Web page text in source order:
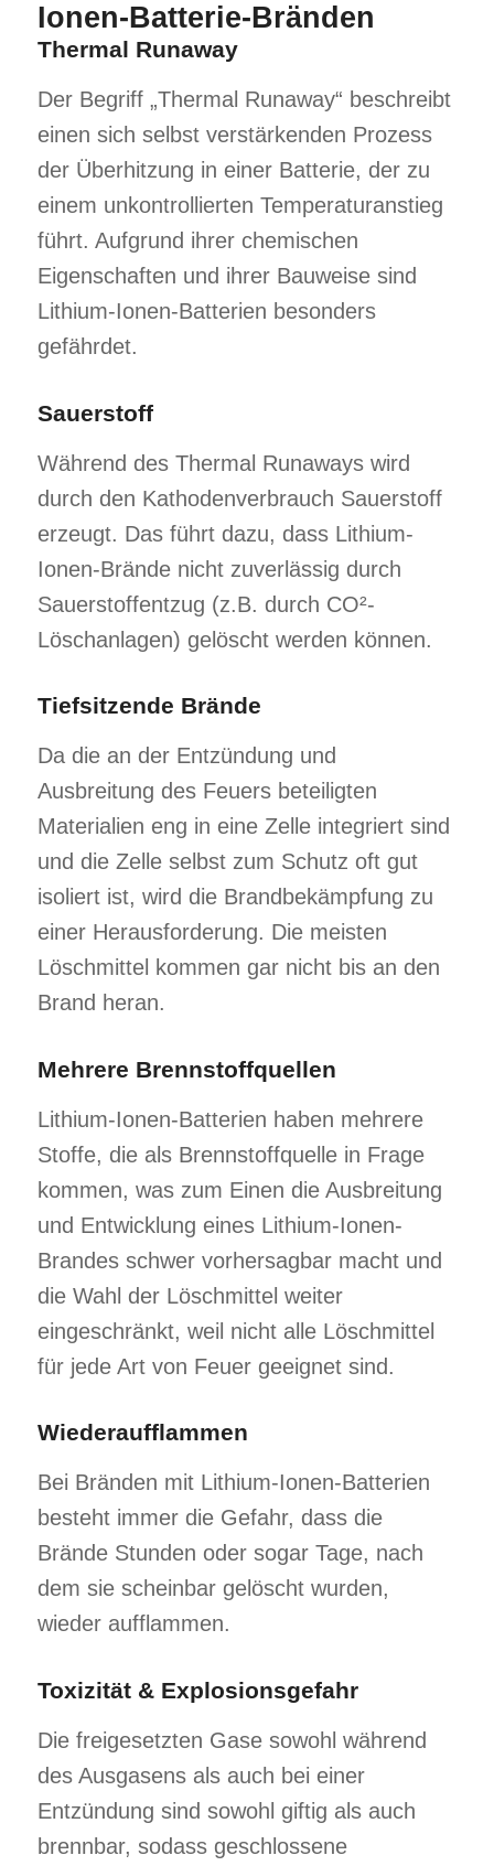
Ionen-Batterie-Bränden
Thermal Runaway
Der Begriff „Thermal Runaway“ beschreibt
einen sich selbst verstärkenden Prozess
der Überhitzung in einer Batterie, der zu
einem unkontrollierten Temperaturanstieg
führt. Aufgrund ihrer chemischen
Eigenschaften und ihrer Bauweise sind
Lithium-Ionen-Batterien besonders
gefährdet.
Sauerstoff
Während des Thermal Runaways wird
durch den Kathodenverbrauch Sauerstoff
erzeugt. Das führt dazu, dass Lithium-
Ionen-Brände nicht zuverlässig durch
Sauerstoffentzug (z.B. durch CO²-
Löschanlagen) gelöscht werden können.
Tiefsitzende Brände
Da die an der Entzündung und
Ausbreitung des Feuers beteiligten
Materialien eng in eine Zelle integriert sind
und die Zelle selbst zum Schutz oft gut
isoliert ist, wird die Brandbekämpfung zu
einer Herausforderung. Die meisten
Löschmittel kommen gar nicht bis an den
Brand heran.
Mehrere Brennstoffquellen
Lithium-Ionen-Batterien haben mehrere
Stoffe, die als Brennstoffquelle in Frage
kommen, was zum Einen die Ausbreitung
und Entwicklung eines Lithium-Ionen-
Brandes schwer vorhersagbar macht und
die Wahl der Löschmittel weiter
eingeschränkt, weil nicht alle Löschmittel
für jede Art von Feuer geeignet sind.
Wiederaufflammen
Bei Bränden mit Lithium-Ionen-Batterien
besteht immer die Gefahr, dass die
Brände Stunden oder sogar Tage, nach
dem sie scheinbar gelöscht wurden,
wieder aufflammen.
Toxizität & Explosionsgefahr
Die freigesetzten Gase sowohl während
des Ausgasens als auch bei einer
Entzündung sind sowohl giftig als auch
brennbar, sodass geschlossene